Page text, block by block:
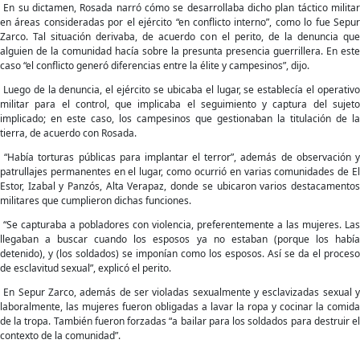
En su dictamen, Rosada narró cómo se desarrollaba dicho plan táctico militar
en áreas consideradas por el ejército “en conflicto interno”, como lo fue Sepur
Zarco. Tal situación derivaba, de acuerdo con el perito, de la denuncia que
alguien de la comunidad hacía sobre la presunta presencia guerrillera. En este
caso “el conflicto generó diferencias entre la élite y campesinos”, dijo.
Luego de la denuncia, el ejército se ubicaba el lugar, se establecía el operativo
militar para el control, que implicaba el seguimiento y captura del sujeto
implicado; en este caso, los campesinos que gestionaban la titulación de la
tierra, de acuerdo con Rosada.
“Había torturas públicas para implantar el terror”, además de observación y
patrullajes permanentes en el lugar, como ocurrió en varias comunidades de El
Estor, Izabal y Panzós, Alta Verapaz, donde se ubicaron varios destacamentos
militares que cumplieron dichas funciones.
“Se capturaba a pobladores con violencia, preferentemente a las mujeres. Las
llegaban a buscar cuando los esposos ya no estaban (porque los había
detenido), y (los soldados) se imponían como los esposos. Así se da el proceso
de esclavitud sexual”, explicó el perito.
En Sepur Zarco, además de ser violadas sexualmente y esclavizadas sexual y
laboralmente, las mujeres fueron obligadas a lavar la ropa y cocinar la comida
de la tropa. También fueron forzadas “a bailar para los soldados para destruir el
contexto de la comunidad”.